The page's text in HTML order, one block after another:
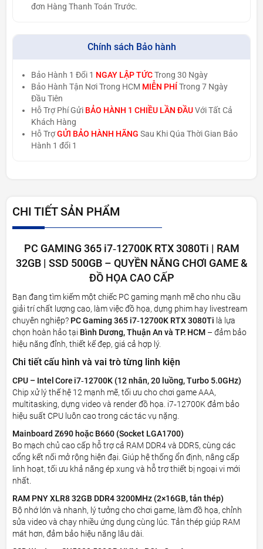
đơn Hàng Thanh Toán Trước.
Chính sách Bảo hành
Bảo Hành 1 Đổi 1 NGAY LẬP TỨCTrong 30 Ngày
Bảo Hành Tận Nơi Trong HCM MIỄN PHÍ Trong 7 Ngày
Đầu Tiên
Hỗ Trợ Phí Gửi BẢO HÀNH 1 CHIỀU LẦN ĐẦU Với Tất Cả
Khách Hàng
Hỗ TrợGỬI BẢO HÀNH HÃNG Sau Khi Qúa Thời Gian Bảo
Hành 1 đổi 1
CHI TIẾT SẢN PHẨM
PC GAMING 365 i7‑12700K RTX 3080Ti | RAM
32GB | SSD 500GB – QUYỀN NĂNG CHƠI GAME &
ĐỒ HỌA CAO CẤP
Bạn đang tìm kiếm một chiếc PC gaming mạnh mẽ cho nhu cầu
giải trí chất lượng cao, làm việc đồ họa, dựng phim hay livestream
chuyên nghiệp? PC Gaming 365 i7‑12700K RTX 3080Ti là lựa
chọn hoàn hảo tại Bình Dương, Thuận An và TP. HCM – đảm bảo
hiệu năng đỉnh, thiết kế đẹp, giá cả hợp lý.
Chi tiết cấu hình và vai trò từng linh kiện
CPU – Intel Core i7‑12700K (12 nhân, 20 luồng, Turbo 5.0GHz)
Chip xử lý thế hệ 12 mạnh mẽ, tối ưu cho chơi game AAA,
multitasking, dựng video và render đồ họa. i7‑12700K đảm bảo
hiệu suất CPU luôn cao trong các tác vụ nặng.
Mainboard Z690 hoặc B660 (Socket LGA1700)
Bo mạch chủ cao cấp hỗ trợ cả RAM DDR4 và DDR5, cùng các
cổng kết nối mở rộng hiện đại. Giúp hệ thống ổn định, nâng cấp
linh hoạt, tối ưu khả năng ép xung và hỗ trợ thiết bị ngoại vi mới
nhất.
RAM PNY XLR8 32GB DDR4 3200MHz (2×16GB, tản thép)
Bộ nhớ lớn và nhanh, lý tưởng cho chơi game, làm đồ họa, chỉnh
sửa video và chạy nhiều ứng dụng cùng lúc. Tản thép giúp RAM
mát hơn, đảm bảo hiệu năng lâu dài.